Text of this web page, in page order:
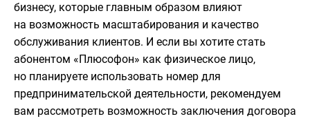
бизнесу, которые главным образом влияют
на возможность масштабирования и качество
обслуживания клиентов. И если вы хотите стать
абонентом «Плюсофон» как физическое лицо,
но планируете использовать номер для
предпринимательской деятельности, рекомендуем
вам рассмотреть возможность заключения договора